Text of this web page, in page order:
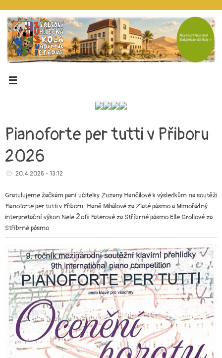
Pianoforte per tutti v Přiboru
2026
20.4.2026 - 13:12
Gratulujeme žačkám paní učitelky Zuzany Hančilové k výsledkům na soutěži
Pianoforte per tutti v Přiboru: Haně Mihálové za Zlaté pásmo a Mimořádný
interpretační výkon Nele Žofii Paterové za Stříbrné pásmo Elle Grollové za
Stříbrné pásmo